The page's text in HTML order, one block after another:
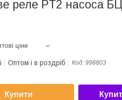
реле PT2 насоса
ціни
Оптом і в роздріб Код: 998803
Купити